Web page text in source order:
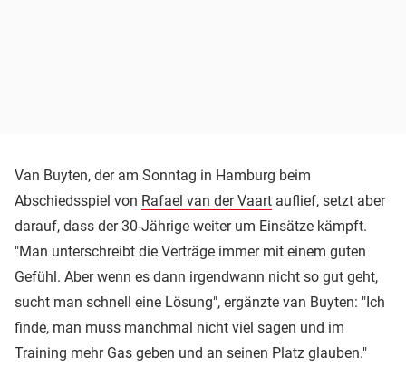
Van Buyten, der am Sonntag in Hamburg beim
Abschiedsspiel von Rafael van der Vaart auflief, setzt aber
darauf, dass der 30-Jährige weiter um Einsätze kämpft.
"Man unterschreibt die Verträge immer mit einem guten
Gefühl. Aber wenn es dann irgendwann nicht so gut geht,
sucht man schnell eine Lösung", ergänzte van Buyten: "Ich
finde, man muss manchmal nicht viel sagen und im
Training mehr Gas geben und an seinen Platz glauben."